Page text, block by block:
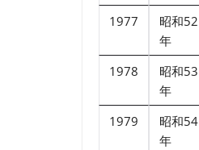
1977
昭和52
年
1978
昭和53
年
1979
昭和54
年